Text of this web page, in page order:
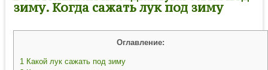
зиму. Когда сажать лук под зиму
Оглавление:
1Какой лук сажать под зиму